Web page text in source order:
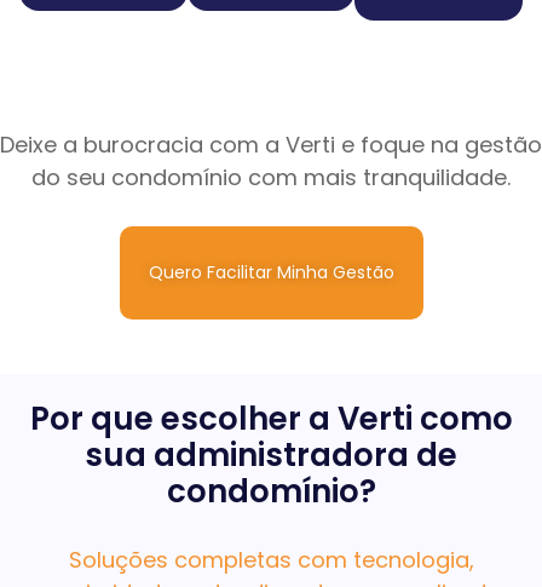
Deixe a burocracia com a Verti e foque na gestão
do seu condomínio com mais tranquilidade.
Quero Facilitar Minha Gestão
Por que escolher a Verti como
sua administradora de
condomínio?
Soluções completas com tecnologia,